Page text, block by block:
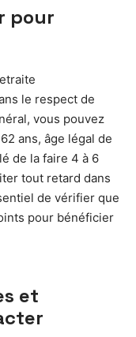
pour
le respect de
vous pouvez
ans, âge légal de
de la faire 4 à 6
tout retard dans
de vérifier que
pour bénéficier
et